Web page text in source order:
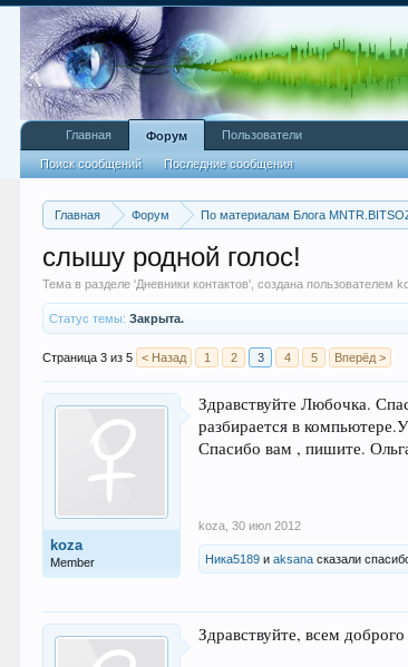
Главная Форум По материалам Блога
слышу родной голос!
Тема в разделе 'Дневники контактов', создана пользователем
Статус темы: Закрыта.
Страница 3 из 5 < Назад 1 2 3 4 5 Вперёд >
koza
Member
Здравствуйте Любочка.
разбирается в
Спасибо вам , пишите.
koza 30 июл 2012
Ника5189 иaksana сказали
Здравствуйте, всем
Главная Форум
Поиск сообщений Последние сообщения
Пользователи